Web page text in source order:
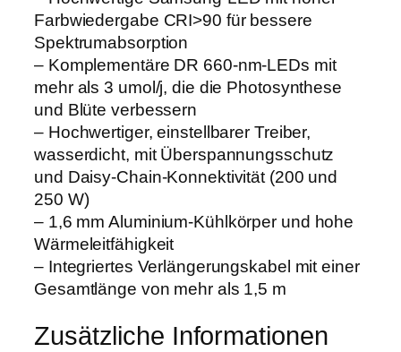
Farbwiedergabe CRI>90 für bessere
Spektrumabsorption
– Komplementäre DR 660-nm-LEDs mit
mehr als 3 umol/j, die die Photosynthese
und Blüte verbessern
– Hochwertiger, einstellbarer Treiber,
wasserdicht, mit Überspannungsschutz
und Daisy-Chain-Konnektivität (200 und
250 W)
– 1,6 mm Aluminium-Kühlkörper und hohe
Wärmeleitfähigkeit
– Integriertes Verlängerungskabel mit einer
Gesamtlänge von mehr als 1,5 m
Zusätzliche Informationen